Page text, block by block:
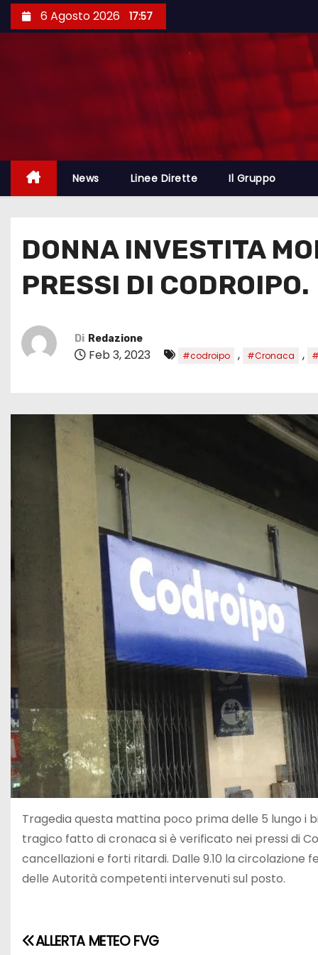
6 Agosto 2026 17:57
News Linee Dirette Il Gruppo
DONNA INVESTITA
PRESSI DI CODROIPO.
Di Redazione
Feb 3, 2023 #codroipo , #Cronaca ,
Tragedia questa mattina poco prima delle 5 lungo i
tragico fatto di cronaca si è verificato nei pressi di
cancellazioni e forti ritardi. Dalle 9.10 la circolazione
delle Autorità competenti intervenuti sul posto.
ALLERTA METEO FVG